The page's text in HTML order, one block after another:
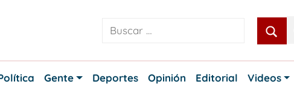
Gente Deportes Opinión Editorial Videos